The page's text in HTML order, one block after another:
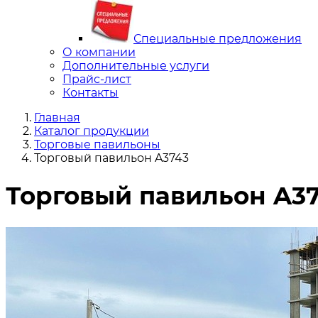
Специальные предложения
О компании
Дополнительные услуги
Прайс-лист
Контакты
Главная
Каталог продукции
Торговые павильоны
Торговый павильон A3743
Торговый павильон